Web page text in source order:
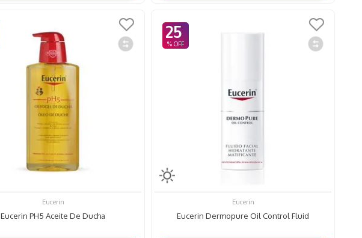
Eucerin
Eucerin PH5 Aceite De Ducha
25
Eucerin
Eucerin Dermopure Oil Control Fluid